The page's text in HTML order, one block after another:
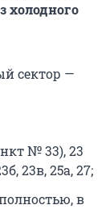
холодного
сектор —
№ 33), 23
23в, 25а, 27;
в